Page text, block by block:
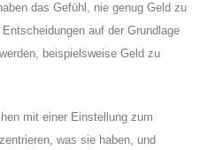
das Gefühl, nie genug Geld zu
auf der Grundlage
beispielsweise Geld zu
mit einer Einstellung zum
was sie haben, und